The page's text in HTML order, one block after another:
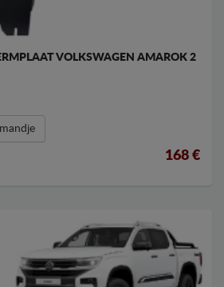
VOLKSWAGEN AMAROK 2
168 €